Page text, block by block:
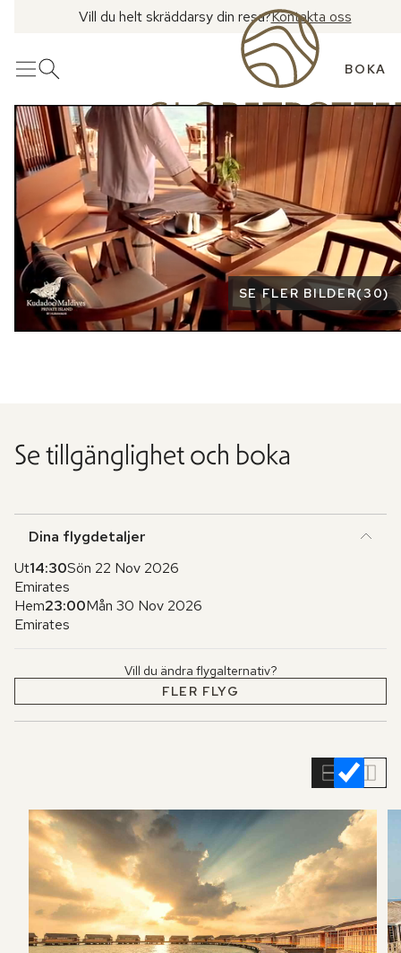
Vill du helt skräddarsy din resa?Kontakta oss
MenyÖppna sök BOKA
Se fler bilder
SE FLER BILDER(30)
Se tillgänglighet och boka
Dina flygdetaljer
Ut14:30Sön 22 Nov 2026
Emirates
Hem23:00Mån 30 Nov 2026
Emirates
Vill du ändra flygalternativ?
FLER FLYG